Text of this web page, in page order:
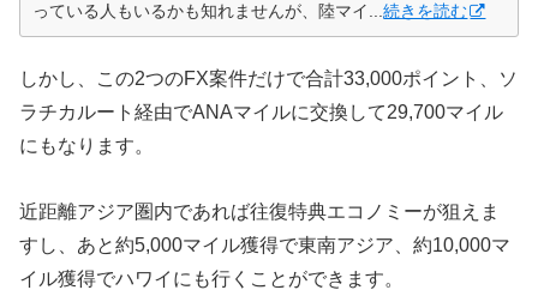
っている人もいるかも知れませんが、陸マイ...続きを読む
しかし、この2つのFX案件だけで合計33,000ポイント、ソ
ラチカルート経由でANAマイルに交換して29,700マイル
にもなります。
近距離アジア圏内であれば往復特典エコノミーが狙えま
すし、あと約5,000マイル獲得で東南アジア、約10,000マ
イル獲得でハワイにも行くことができます。